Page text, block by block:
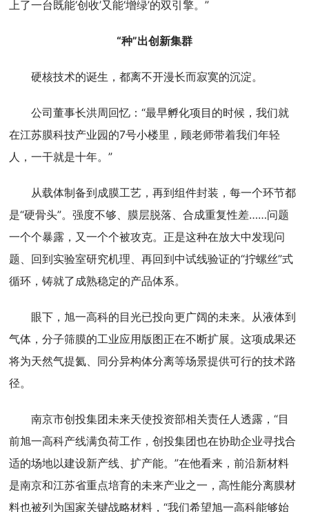
上了一台既能‘创收’又能‘增绿’的双引擎。”
“种”出创新集群
硬核技术的诞生，都离不开漫长而寂寞的沉淀。
公司董事长洪周回忆：“最早孵化项目的时候，我们就
在江苏膜科技产业园的7号小楼里，顾老师带着我们年轻
人，一干就是十年。”
从载体制备到成膜工艺，再到组件封装，每一个环节都
是“硬骨头”。强度不够、膜层脱落、合成重复性差……问题
一个个暴露，又一个个被攻克。正是这种在放大中发现问
题、回到实验室研究机理、再回到中试线验证的“拧螺丝”式
循环，铸就了成熟稳定的产品体系。
眼下，旭一高科的目光已投向更广阔的未来。从液体到
气体，分子筛膜的工业应用版图正在不断扩展。这项成果还
将为天然气提氦、同分异构体分离等场景提供可行的技术路
径。
南京市创投集团未来天使投资部相关责任人透露，“目
前旭一高科产线满负荷工作，创投集团也在协助企业寻找合
适的场地以建设新产线、扩产能。”在他看来，前沿新材料
是南京和江苏省重点培育的未来产业之一，高性能分离膜材
料也被列为国家关键战略材料，“我们希望旭一高科能够始